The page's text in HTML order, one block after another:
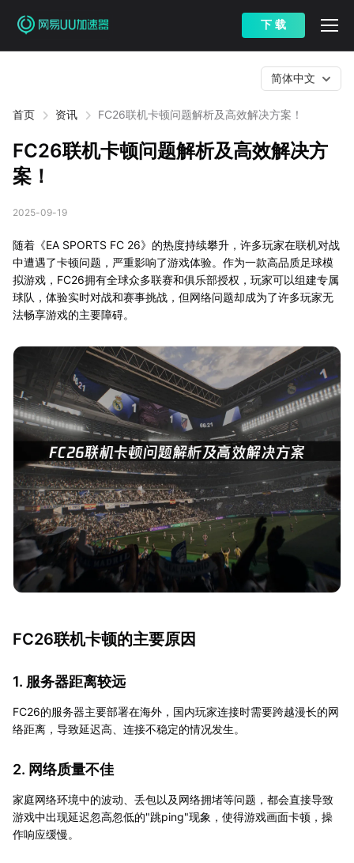
下 载
首页 资讯 FC26联机卡顿问题解析及高效解决方案！
简体中文
FC26联机卡顿问题解析及高效解决方
案！
2025-09-19
随着《EA SPORTS FC 26》的热度持续攀升，许多玩家在联机对战
中遭遇了卡顿问题，严重影响了游戏体验。作为一款高品质足球模
拟游戏，FC26拥有全球众多联赛和俱乐部授权，玩家可以组建专属
球队，体验实时对战和赛事挑战，但网络问题却成为了许多玩家无
法畅享游戏的主要障碍。
FC26联机卡顿的主要原因
1. 服务器距离较远
FC26的服务器主要部署在海外，国内玩家连接时需要跨越漫长的网
络距离，导致延迟高、连接不稳定的情况发生。
2. 网络质量不佳
家庭网络环境中的波动、丢包以及网络拥堵等问题，都会直接导致
游戏中出现延迟忽高忽低的"跳ping"现象，使得游戏画面卡顿，操
作响应缓慢。